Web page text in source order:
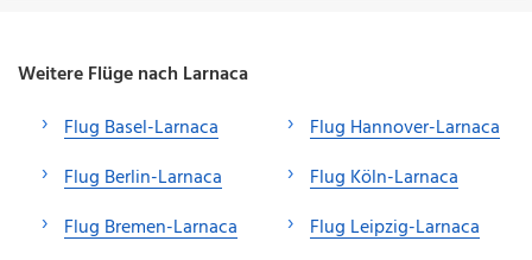
Weitere Flüge nach Larnaca
Flug Basel-Larnaca
Flug Berlin-Larnaca
Flug Bremen-Larnaca
Flug Hannover-Larnaca
Flug Köln-Larnaca
Flug Leipzig-Larnaca